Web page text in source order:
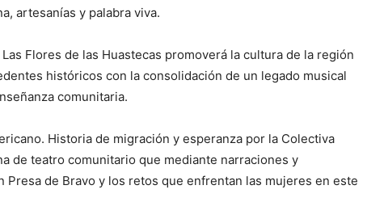
artesanías y palabra viva.
Flores de las Huastecas promoverá la cultura de la región
históricos con la consolidación de un legado musical
comunitaria.
Historia de migración y esperanza por la Colectiva
de teatro comunitario que mediante narraciones y
Presa de Bravo y los retos que enfrentan las mujeres en este